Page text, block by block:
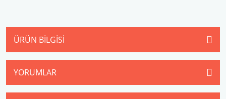
ÜRÜN BILGISI
YORUMLAR